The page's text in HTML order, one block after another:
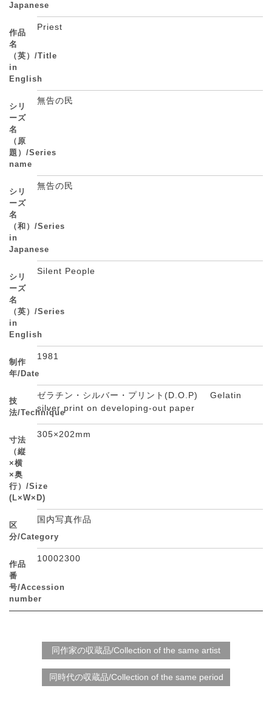
Japanese
作品
名
（英）/Title
in
English
Priest
シリ
ーズ
名
（原
題）/Series
name
無告の民
シリ
ーズ
名
（和）/Series
in
Japanese
無告の民
シリ
ーズ
名
（英）/Series
in
English
Silent People
制作
年/Date
1981
技
法/Technique
ゼラチン・シルバー・プリント(D.O.P) Gelatin
silver print on developing-out paper
寸法
（縦
×横
×奥
行）/Size
(L×W×D)
305×202mm
区
分/Category
国内写真作品
作品
番
号/Accession
number
10002300